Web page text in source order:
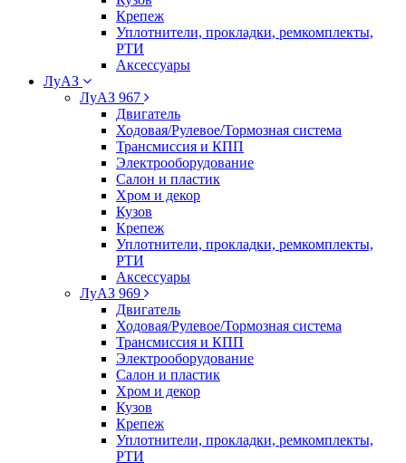
Крепеж
Уплотнители, прокладки, ремкомплекты,
РТИ
Аксессуары
ЛуАЗ
ЛуАЗ 967
Двигатель
Ходовая/Рулевое/Тормозная система
Трансмиссия и КПП
Электрооборудование
Салон и пластик
Хром и декор
Кузов
Крепеж
Уплотнители, прокладки, ремкомплекты,
РТИ
Аксессуары
ЛуАЗ 969
Двигатель
Ходовая/Рулевое/Тормозная система
Трансмиссия и КПП
Электрооборудование
Салон и пластик
Хром и декор
Кузов
Крепеж
Уплотнители, прокладки, ремкомплекты,
РТИ